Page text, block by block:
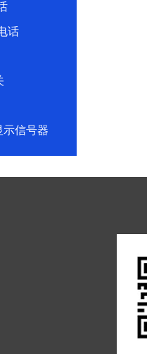
话
示信号器